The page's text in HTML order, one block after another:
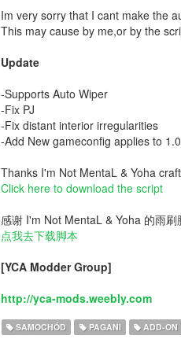
Im very sorry that I cant make the
This may cause by me,or by the
Update
-Supports Auto Wiper
-Fix PJ
-Fix distant interior irregularities
-Add New gameconfig applies to
Thanks I'm Not MentaL & Yoha
Click here to download the script
感谢 I'm Not MentaL & Yoha 的雨刷
点我去下载脚本
[YCA Modder Group]
http://yca-mods.weebly.com
SAMOCHÓD PAGANI ADD-ON